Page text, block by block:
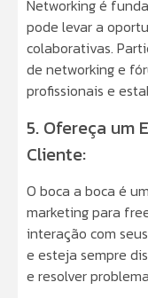
Networking é
pode levar a
colaborativas.
de networking e
profissionais e
5. Ofereça um
Cliente:
O boca a boca é
marketing para
interação com
e esteja sempre
e resolver